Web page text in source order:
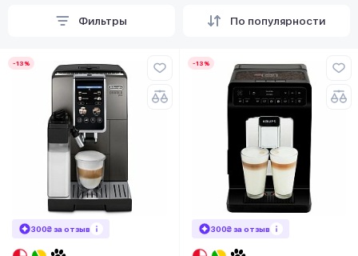
Фильтры По популярности
-13%
300₴ за отзыв
-13%
300₴ за отзыв